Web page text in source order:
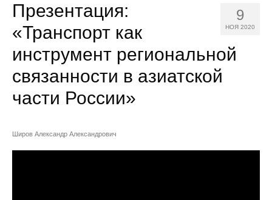
О нас
Об институте
Научные подразделения
Администрация
Сотрудники
9
НОЯ 2020
Презентация:
«Транспорт как
инструмент региональной
связанности в азиатской
части России»
Широв Александр Александрович